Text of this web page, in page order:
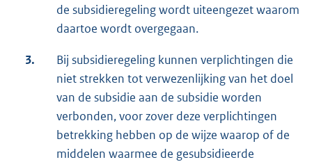
de subsidieregeling wordt uiteengezet waarom
daartoe wordt overgegaan.
3.
Bij subsidieregeling kunnen verplichtingen die
niet strekken tot verwezenlijking van het doel
van de subsidie aan de subsidie worden
verbonden, voor zover deze verplichtingen
betrekking hebben op de wijze waarop of de
middelen waarmee de gesubsidieerde